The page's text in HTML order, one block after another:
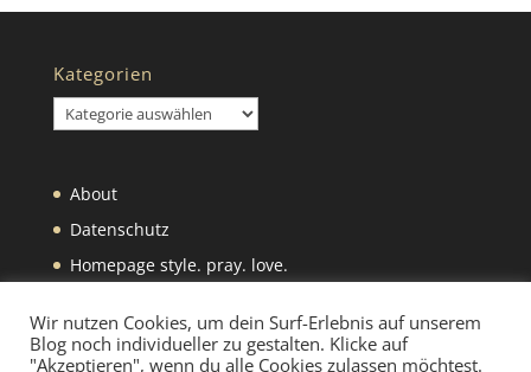
Kategorien
Kategorien
About
Datenschutz
Homepage style. pray. love.
Wir nutzen Cookies, um dein Surf-Erlebnis auf unserem
Blog noch individueller zu gestalten. Klicke auf
"Akzeptieren", wenn du alle Cookies zulassen möchtest.